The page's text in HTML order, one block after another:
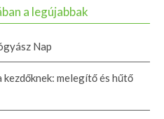
a legújabbak
Nap
melegítő és hűtő